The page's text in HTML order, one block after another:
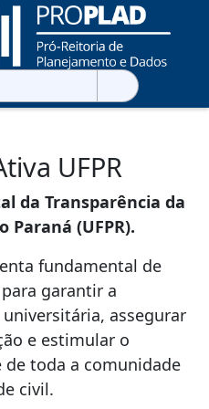
UFPR
da Transparência da
Paraná (UFPR).
fundamental de
garantir a
assegurar
e estimular o
toda a comunidade
civil.